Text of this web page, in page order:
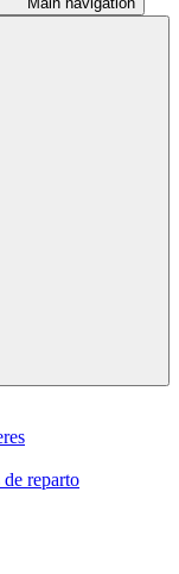
reparto